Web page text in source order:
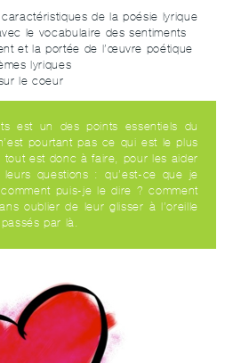
de la poésie lyrique
le vocabulaire des sentiments
et la portée de l’œuvre poétique
lyriques
le coeur
est un des points essentiels du
pourtant pas ce qui est le plus
est donc à faire, pour les aider
questions : qu’est-ce que je
puis-je le dire ? comment
oublier de leur glisser à l’oreille
par là.